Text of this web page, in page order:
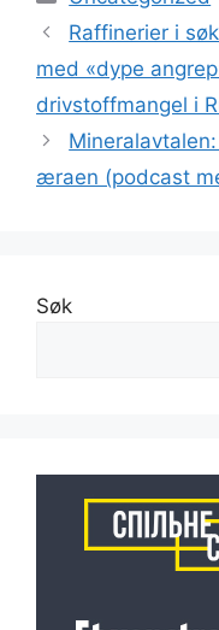
Raffinerier i
med «dype
drivstoffmangel i
æraen (podcast
Søk